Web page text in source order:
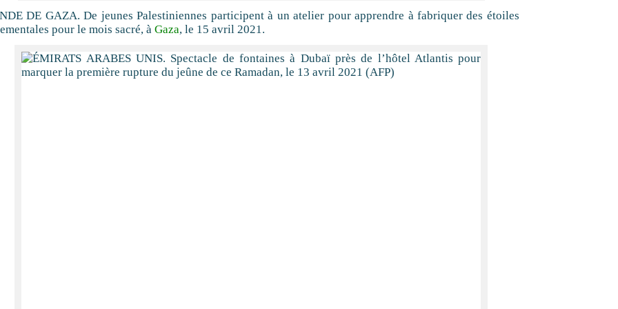
DE GAZA. De jeunes Palestiniennes participent à un atelier pour apprendre à fabriquer des étoiles
pour le mois sacré, à Gaza, le 15 avril 2021.